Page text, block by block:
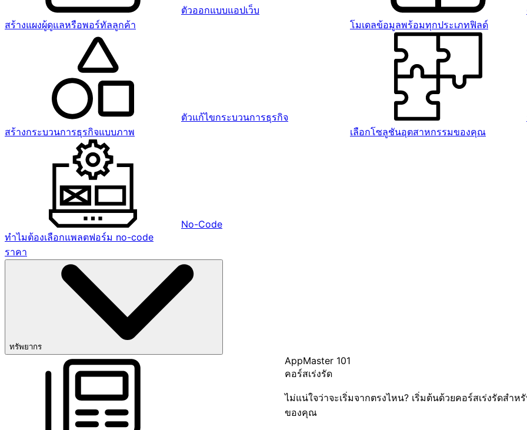
ตัวออกแบบแอปเว็บ
สร้างแผงผู้ดูแลหรือพอร์ทัลลูกค้า
โมเดลข้อมูลพร้อมทุกประเภทฟิลด์
ตัวแก้ไขกระบวนการธุรกิจ
สร้างกระบวนการธุรกิจแบบภาพ
เลือกโซลูชันอุตสาหกรรมของคุณ
No-Code
ทำไมต้องเลือกแพลตฟอร์ม no-code
ราคา
ทรัพยากร
AppMaster 101
คอร์สเร่งรัด
ไม่แน่ใจว่าจะเริ่มจากตรงไหน? เริ่มต้นด้วยคอร์สเร่งรัดสำห
ของคุณ